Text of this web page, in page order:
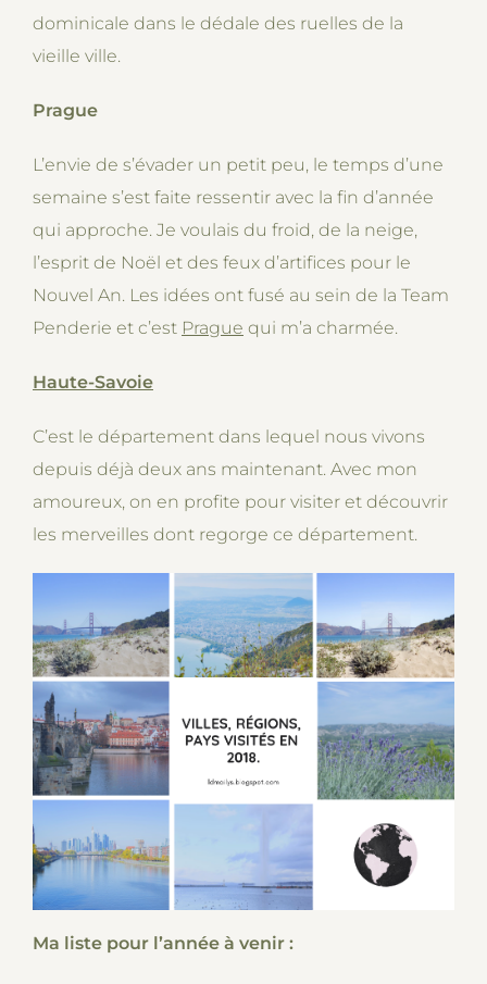
dominicale dans le dédale des ruelles de la
vieille ville.
Prague
L’envie de s’évader un petit peu, le temps d’une
semaine s’est faite ressentir avec la fin d’année
qui approche. Je voulais du froid, de la neige,
l’esprit de Noël et des feux d’artifices pour le
Nouvel An. Les idées ont fusé au sein de la Team
Penderie et c’est Prague qui m’a charmée.
Haute-Savoie
C’est le département dans lequel nous vivons
depuis déjà deux ans maintenant. Avec mon
amoureux, on en profite pour visiter et découvrir
les merveilles dont regorge ce département.
Ma liste pour l’année à venir :